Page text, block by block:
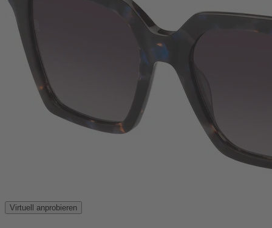
Virtuell anprobieren